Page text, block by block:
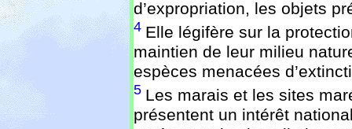
d’expropriation, les objets
4 Elle légifère sur la
maintien de leur milieu
espèces menacées
5 Les marais et les sites
présentent un intérêt